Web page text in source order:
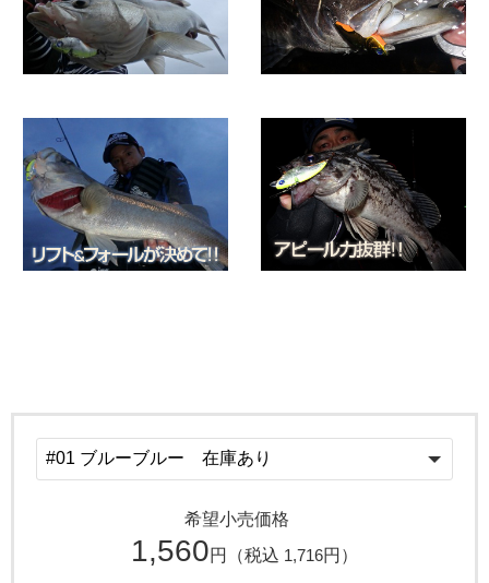
希望小売価格
1,560円（税込 1,716円）